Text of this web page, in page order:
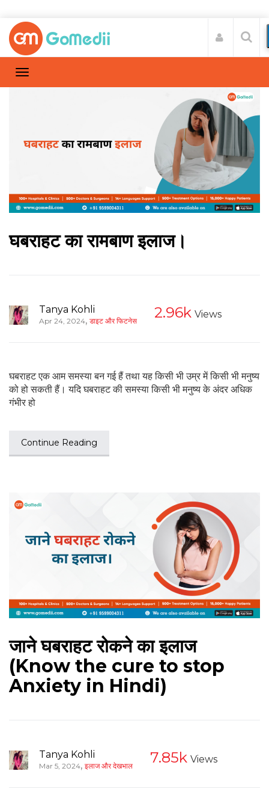
घबराहट का रामबाण इलाज।
Tanya Kohli
Apr 24, 2024, डाइट और फिटनेस 2.96k Views
घबराहट एक आम समस्या बन गई हैं तथा यह किसी भी उम्र में किसी भी मनुष्य
को हो सकती हैं। यदि घबराहट की समस्या किसी भी मनुष्य के अंदर अधिक
गंभीर हो
Continue Reading
जाने घबराहट रोकने का इलाज
(Know the cure to stop
Anxiety in Hindi)
Tanya Kohli
Mar 5, 2024, इलाज और देखभाल 7.85k Views